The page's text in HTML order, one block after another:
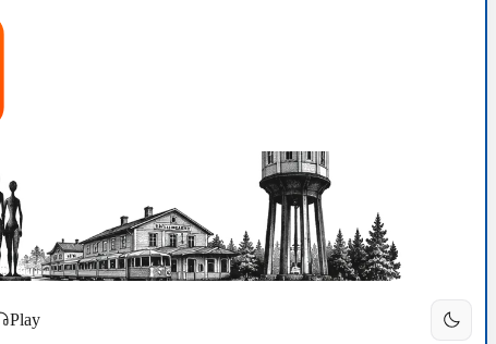
Play